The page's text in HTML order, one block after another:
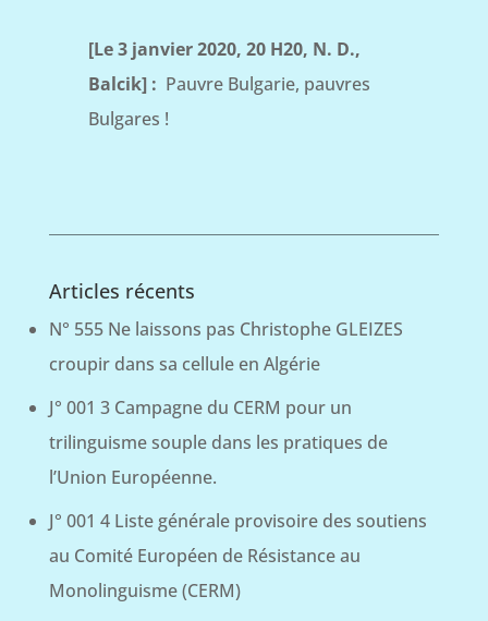
[Le 3 janvier 2020, 20 H20, N. D.,
Balcik] : Pauvre Bulgarie, pauvres
Bulgares !
Articles récents
N° 555 Ne laissons pas Christophe GLEIZES
croupir dans sa cellule en Algérie
J° 001 3 Campagne du CERM pour un
trilinguisme souple dans les pratiques de
l’Union Européenne.
J° 001 4 Liste générale provisoire des soutiens
au Comité Européen de Résistance au
Monolinguisme (CERM)